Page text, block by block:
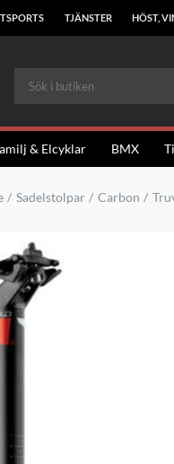
TJÄNSTER HÖST,
& Elcyklar BMX
Sadelstolpar Carbon